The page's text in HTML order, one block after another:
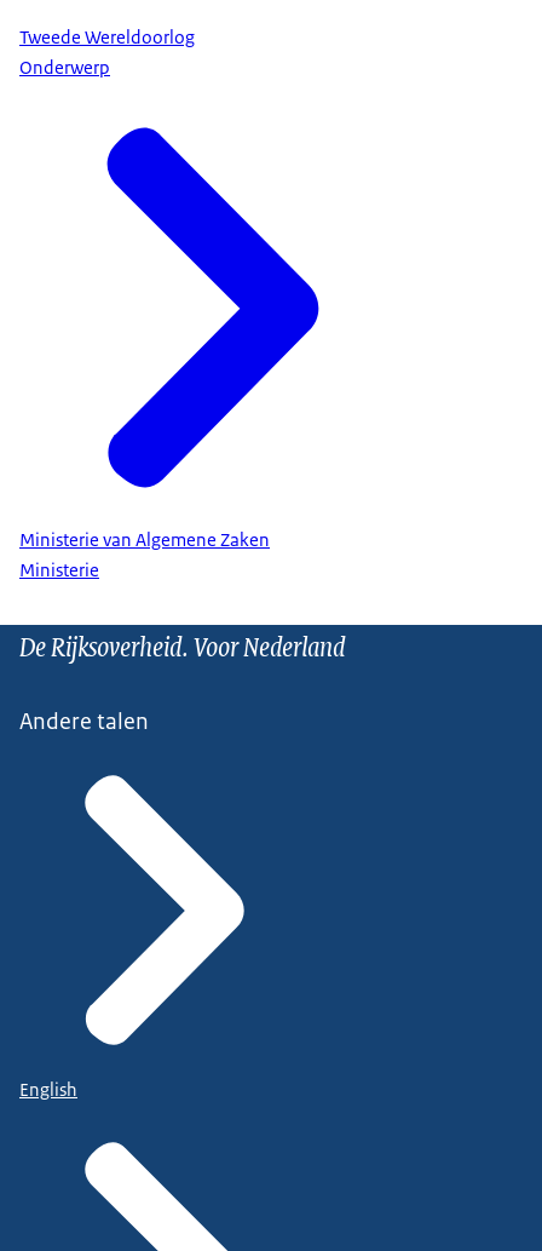
Tweede Wereldoorlog
Onderwerp
Ministerie van Algemene Zaken
Ministerie
De Rijksoverheid. Voor Nederland
Andere talen
English